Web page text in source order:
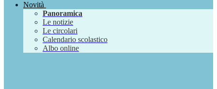
Novità
Panoramica
Le notizie
Le circolari
Calendario scolastico
Albo online